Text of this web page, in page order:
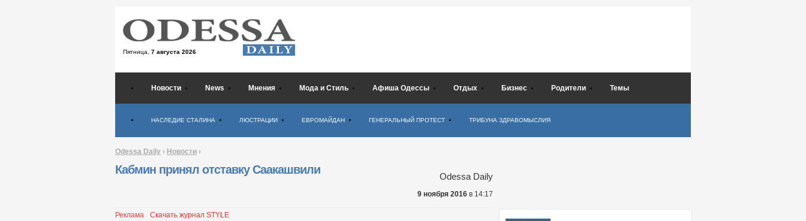
Пятница, 7 августа 2026
Новости News Мнения Мода и Стиль Афиша Одессы Отдых Бизнес Родители Темы
НАСЛЕДИЕ СТАЛИНА ЛЮСТРАЦИИ ЕВРОМАЙДАН ГЕНЕРАЛЬНЫЙ ПРОТЕСТ ТРИБУНА ЗДРАВОМЫСЛИЯ
Odessa Daily › Новости ›
Кабмин принял отставку Саакашвили
Odessa Daily
9 ноября 2016 в 14:17
Реклама Скачать журнал STYLE